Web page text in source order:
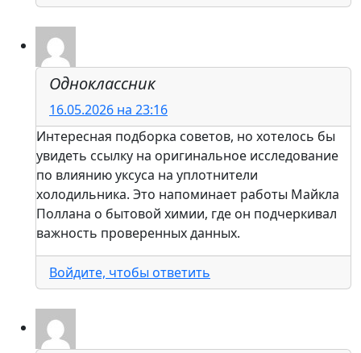
Одноклассник
16.05.2026 на 23:16
Интересная подборка советов, но хотелось бы
увидеть ссылку на оригинальное исследование
по влиянию уксуса на уплотнители
холодильника. Это напоминает работы Майкла
Поллана о бытовой химии, где он подчеркивал
важность проверенных данных.
Войдите, чтобы ответить